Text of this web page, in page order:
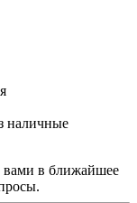
наличные
вами в ближайшее